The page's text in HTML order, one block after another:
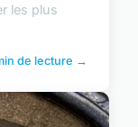
les plus
de lecture →